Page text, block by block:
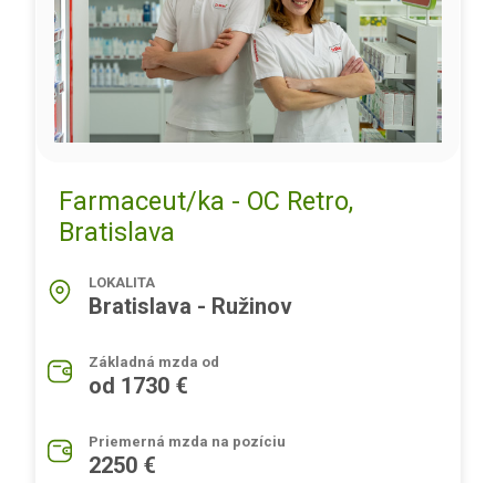
Farmaceut/ka - OC Retro,
Bratislava
LOKALITA
Bratislava - Ružinov
Základná mzda od
od 1730 €
Priemerná mzda na pozíciu
2250 €